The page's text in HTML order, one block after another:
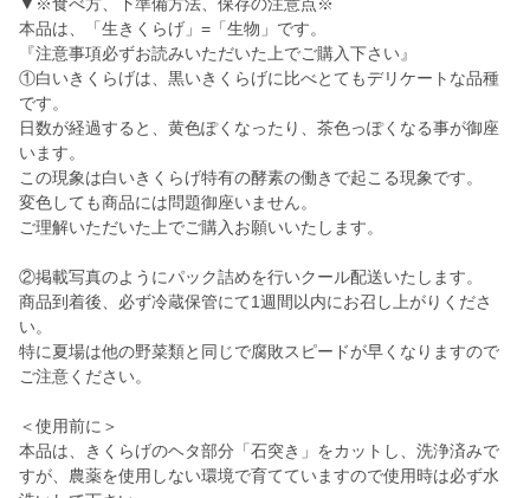
本品は、「生きくらげ」=「生物」です。
『注意事項必ずお読みいただいた上でご購入下さい』
①白いきくらげは、黒いきくらげに比べとてもデリケートな品種
です。
日数が経過すると、黄色ぽくなったり、茶色っぽくなる事が御座
います。
この現象は白いきくらげ特有の酵素の働きで起こる現象です。
変色しても商品には問題御座いません。
ご理解いただいた上でご購入お願いいたします。
②掲載写真のようにパック詰めを行いクール配送いたします。
商品到着後、必ず冷蔵保管にて1週間以内にお召し上がりくださ
い。
特に夏場は他の野菜類と同じで腐敗スピードが早くなりますので
ご注意ください。
＜使用前に＞
本品は、きくらげのヘタ部分「石突き」をカットし、洗浄済みで
すが、農薬を使用しない環境で育てていますので使用時は必ず水